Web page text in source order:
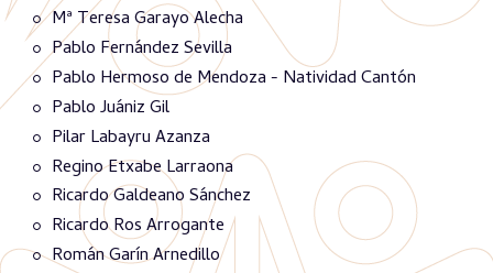
Mª Teresa Garayo Alecha
Pablo Fernández Sevilla
Pablo Hermoso de Mendoza - Natividad Cantón
Pablo Juániz Gil
Pilar Labayru Azanza
Regino Etxabe Larraona
Ricardo Galdeano Sánchez
Ricardo Ros Arrogante
Román Garín Arnedillo